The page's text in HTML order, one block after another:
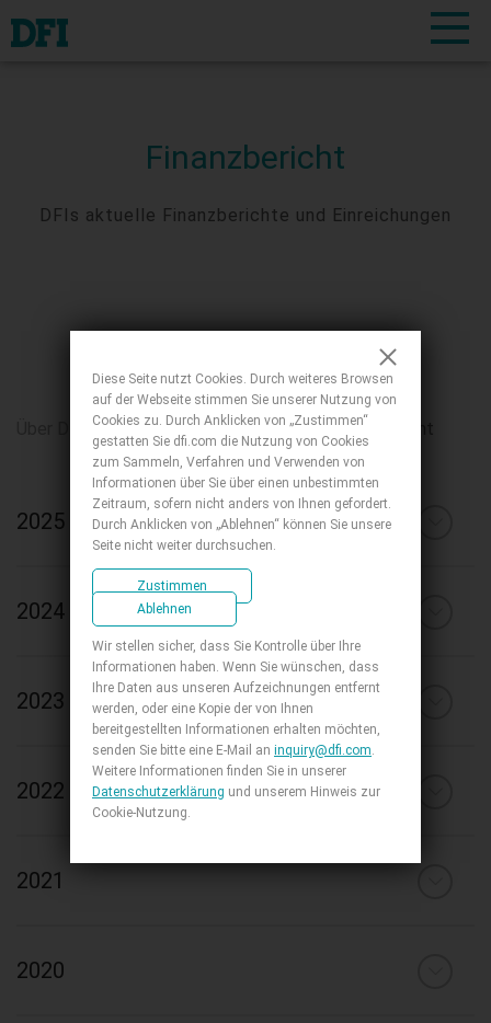
Finanzbericht
DFIs aktuelle Finanzberichte und Einreichungen
Investorenbeziehungen Finanzbericht
2025
2024
2023
2022
2021
2020
Diese Seite nutzt Cookies. Durch weiteres Browsen
auf der Webseite stimmen Sie unserer Nutzung von
Cookies zu. Durch Anklicken von „Zustimmen“
gestatten Sie dfi.com die Nutzung von Cookies
zum Sammeln, Verfahren und Verwenden von
Informationen über Sie über einen unbestimmten
Zeitraum, sofern nicht anders von Ihnen gefordert.
Durch Anklicken von „Ablehnen“ können Sie unsere
Seite nicht weiter durchsuchen.
Zustimmen
Ablehnen
Wir stellen sicher, dass Sie Kontrolle über Ihre
Informationen haben. Wenn Sie wünschen, dass
Ihre Daten aus unseren Aufzeichnungen entfernt
werden, oder eine Kopie der von Ihnen
bereitgestellten Informationen erhalten möchten,
senden Sie bitte eine E-Mail an inquiry@dfi.com
Weitere Informationen finden Sie in unserer
Datenschutzerklärung und unserem Hinweis zur
Cookie-Nutzung.